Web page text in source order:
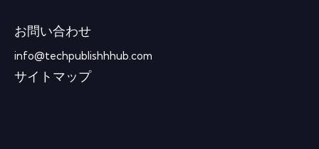
お問い合わせ
info@techpublishhhub.com
サイトマップ